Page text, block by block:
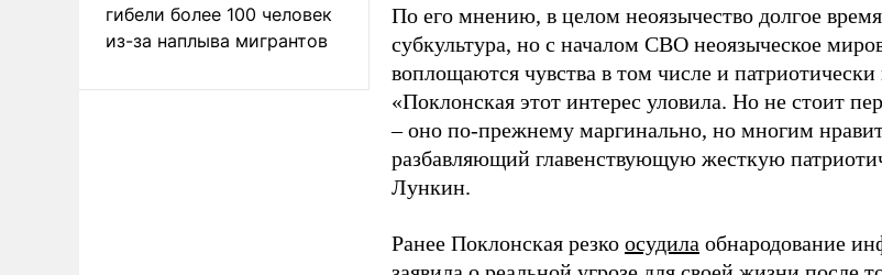
гибели более 100 человек
из-за наплыва мигрантов
По его мнению, в целом неоязычество долгое
субкультура, но с началом СВО неоязыческое
воплощаются чувства в том числе и
«Поклонская этот интерес уловила. Но не стоит
– оно по-прежнему маргинально, но многим
разбавляющий главенствующую жесткую
Лункин.
Ранее Поклонская резко осудила обнародование